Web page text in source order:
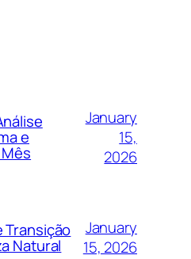
e
January
15,
2026
Transição
Natural
January
15, 2026